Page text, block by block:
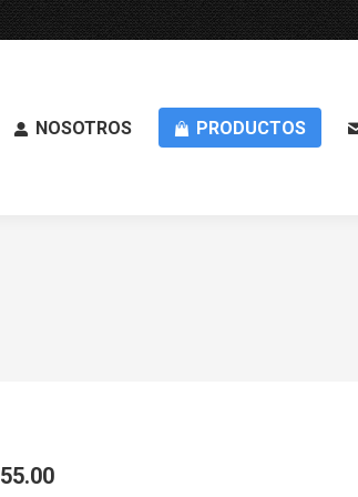
NOSOTROS PRODUCTOS
55.00